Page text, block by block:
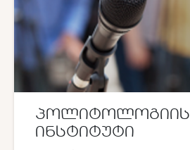
ᲞᲝᲚᲘᲢᲝᲚᲝᲒᲘᲘᲡ
ᲘᲜᲡᲢᲘᲢᲣᲢᲘ